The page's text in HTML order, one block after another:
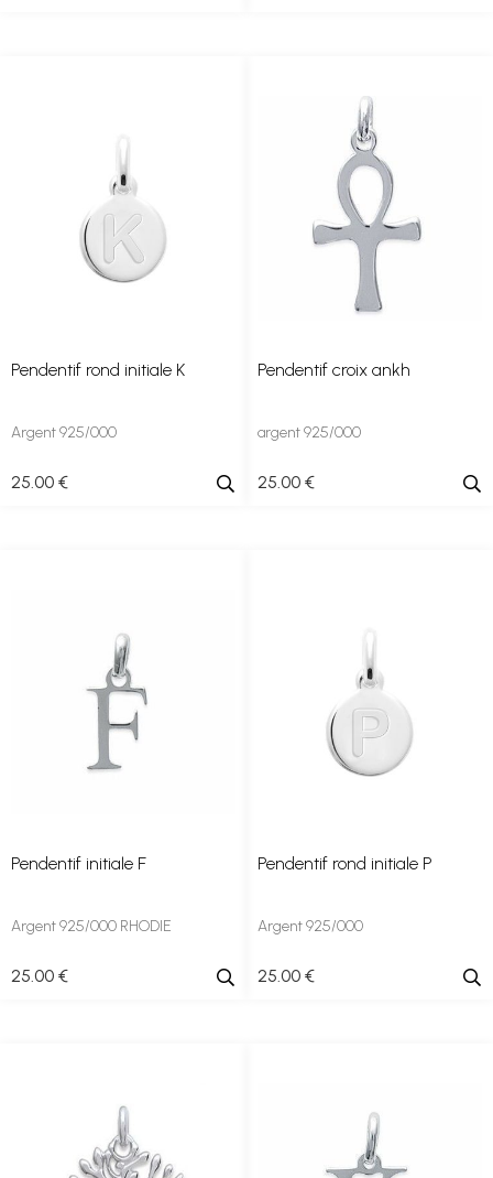
Pendentif rond initiale K
Argent 925/000
25.00 €
Pendentif croix ankh
argent 925/000
25.00 €
Pendentif initiale F
Argent 925/000 RHODIE
25.00 €
Pendentif rond initiale P
Argent 925/000
25.00 €